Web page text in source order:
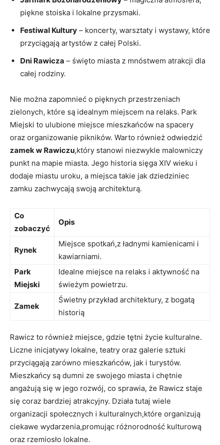
piękne stoiska i lokalne przysmaki.
Festiwal Kultury – koncerty, warsztaty i wystawy, które
przyciągają artystów z całej Polski.
Dni Rawicza – święto miasta z mnóstwem atrakcji dla
całej rodziny.
Nie można zapomnieć o pięknych przestrzeniach
zielonych, które są idealnym miejscem na relaks. Park
Miejski to ulubione miejsce mieszkańców na spacery
oraz organizowanie pikników. Warto również odwiedzić
zamek w Rawiczu,który stanowi niezwykle malowniczy
punkt na mapie miasta. Jego historia sięga XIV wieku i
dodaje miastu uroku, a miejsca takie jak dziedziniec
zamku zachwycają swoją architekturą.
Co
zobaczyć
Opis
Rynek
Miejsce spotkań,z ładnymi kamienicami i
kawiarniami.
Park
Miejski
Idealne miejsce na relaks i aktywność na
świeżym powietrzu.
Zamek
Świetny przykład architektury, z bogatą
historią
Rawicz to również miejsce, gdzie tętni życie kulturalne.
Liczne inicjatywy lokalne, teatry oraz galerie sztuki
przyciągają zarówno mieszkańców, jak i turystów.
Mieszkańcy są dumni ze swojego miasta i chętnie
angażują się w jego rozwój, co sprawia, że Rawicz staje
się coraz bardziej atrakcyjny. Działa tutaj wiele
organizacji społecznych i kulturalnych,które organizują
ciekawe wydarzenia,promując różnorodność kulturową
oraz rzemiosło lokalne.